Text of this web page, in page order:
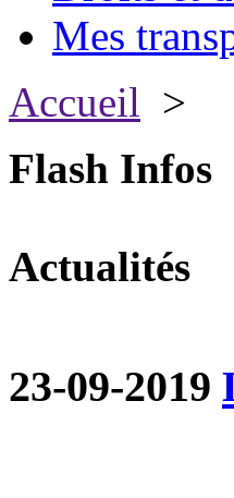
Mes
Accueil >
Flash Infos
Actualités
23-09-2019